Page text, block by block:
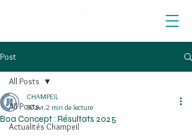
Post
All Posts
Actualités Champeil
All Posts
Boa Concept : Résultats 2025
CHAMPEIL
30 avr.2 min de lecture